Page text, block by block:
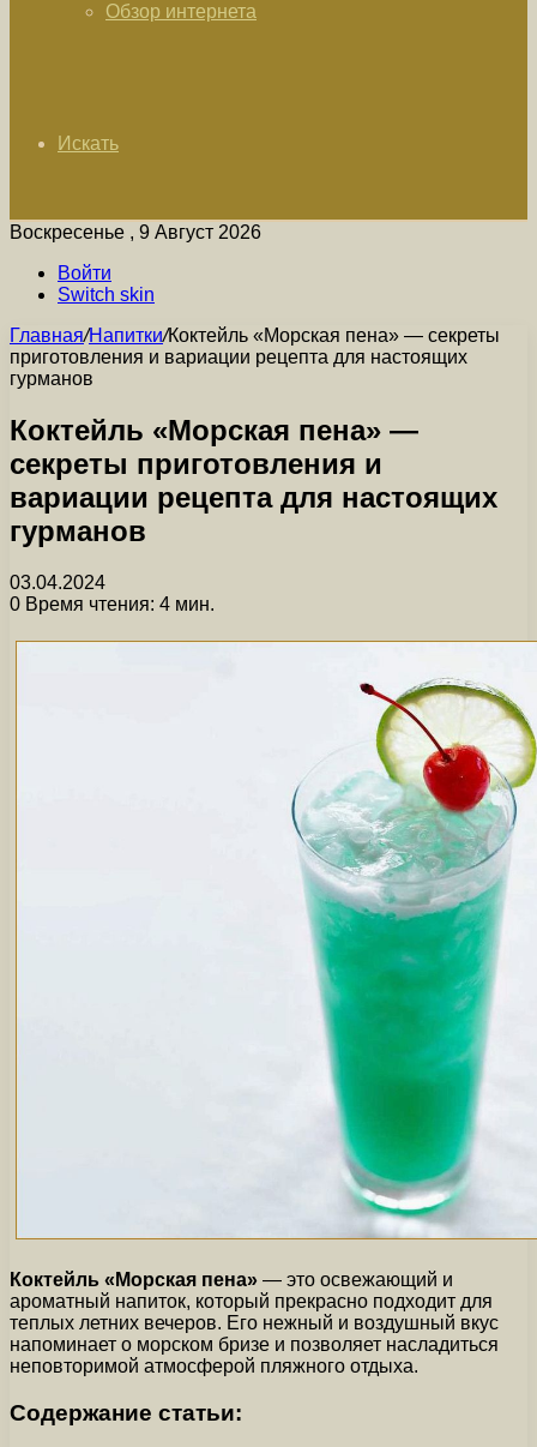
Обзор интернета
Искать
Воскресенье , 9 Август 2026
Войти
Switch skin
Главная/Напитки/Коктейль «Морская пена» — секреты
приготовления и вариации рецепта для настоящих
гурманов
Коктейль «Морская пена» —
секреты приготовления и
вариации рецепта для настоящих
гурманов
03.04.2024
0 Время чтения: 4 мин.
Коктейль «Морская пена» — это освежающий и
ароматный напиток, который прекрасно подходит для
теплых летних вечеров. Его нежный и воздушный вкус
напоминает о морском бризе и позволяет насладиться
неповторимой атмосферой пляжного отдыха.
Содержание статьи: